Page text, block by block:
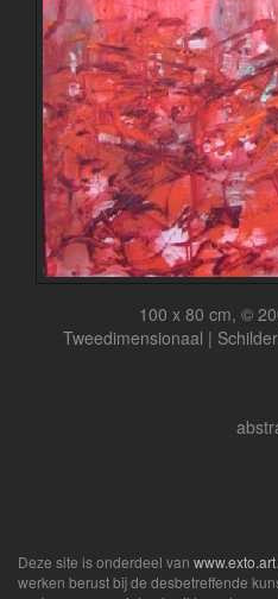
100 x 80 cm, ©
Tweedimensionaal |
Deze site is onderdeel van www.exto.art
werken berust bij de desbetreffende